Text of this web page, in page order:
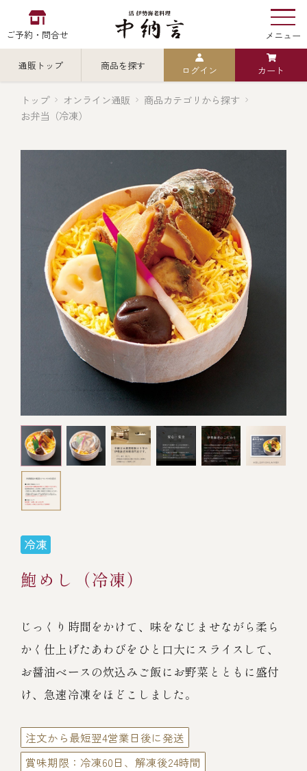
ご予約・問合せ メニュー
中納言の お食い初め
用途・シーン
ご結婚式 1.5次会・
二次会
レストラン
オンライン通販
(造り/焼物/蒸し/ボイル伊勢海老)
(ごちそう重/誕生日重/還暦重/お食い初め重)
(生おせち/おせち冷凍)
(中納言/鉄板焼ひかり)
（中納言厨房）
弁当宅配・仕出し
鉄板焼 ひかり
製薬会社・MR
プライバシーポリシー
サイトマップ
通販トップ 商品を探す
全ての商品を見る
伊勢海老
全ての商品を見る
お造り（お刺身）
焼物
ボイル伊勢海老
ごちそう重
全ての商品を見る
ごちそう重
誕生日重
お食い初め重
おせち
全ての商品を見る
生おせち
おせち冷凍
海鮮鍋
海鮮ＢＢＱ
調味料
レストラン商品
鉄板焼ひかり
中納言
お弁当（冷凍）
その他
ギフト/贈り物
ログイン カート
トップ オンライン通販
商品カテゴリから探す
お弁当（冷凍）
鮑めし（冷凍）
じっくり時間をかけて、味をなじませながら柔ら
かく仕上げたあわびをひと口大にスライスして、
お醤油ベースの炊込みご飯にお野菜とともに盛付
け、急速冷凍をほどこしました。
注文から最短翌4営業日後に発送
賞味期限：冷凍60日、解凍後24時間